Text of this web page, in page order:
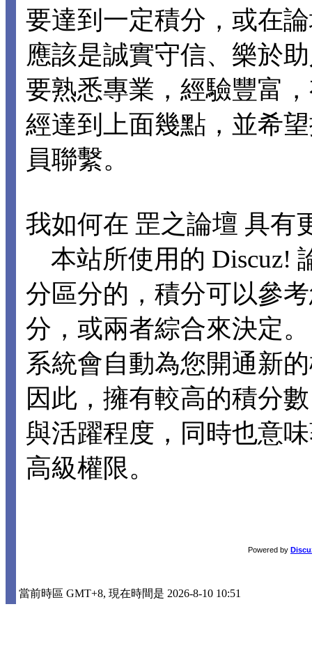
要達到一定積分，或在
應該是誠實守信、樂於
要熟悉專業，經驗豐富
經達到上面幾點，並希
員聯繫。
我如何在 罡之論壇 具有
本站所使用的 Discuz!
分區分的，積分可以參
分，或兩者綜合來決定
系統會自動為您開通新
因此，擁有較高的積分
與活躍程度，同時也意
高級權限。
Powered by
當前時區 GMT+8, 現在時間是 2026-8-10 10:51